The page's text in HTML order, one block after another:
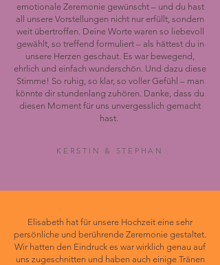
emotionale Zeremonie gewünscht – und du hast
all unsere Vorstellungen nicht nur erfüllt, sondern
weit übertroffen. Deine Worte waren so liebevoll
gewählt, so treffend formuliert – als hättest du in
unsere Herzen geschaut. Es war bewegend,
ehrlich und einfach wunderschön. Und dazu diese
Stimme! So ruhig, so klar, so voller Gefühl – man
könnte dir stundenlang zuhören. Danke, dass du
diesen Moment für uns unvergesslich gemacht
hast.
KERSTIN & STEPHAN
Elisabeth hat für unsere Hochzeit eine sehr
persönliche und berührende Zeremonie gestaltet.
Wir hatten den Eindruck es war wirklich genau auf
uns zugeschnitten und haben auch einige Tränen